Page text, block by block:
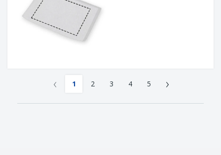
‹ 1 2 3 4 5 ›